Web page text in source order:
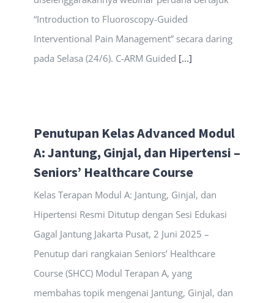
“Introduction to Fluoroscopy-Guided
Interventional Pain Management” secara daring
pada Selasa (24/6). C-ARM Guided [...]
Penutupan Kelas Advanced Modul
A: Jantung, Ginjal, dan Hipertensi –
Seniors’ Healthcare Course
Kelas Terapan Modul A: Jantung, Ginjal, dan
Hipertensi Resmi Ditutup dengan Sesi Edukasi
Gagal Jantung Jakarta Pusat, 2 Juni 2025 –
Penutup dari rangkaian Seniors’ Healthcare
Course (SHCC) Modul Terapan A, yang
membahas topik mengenai Jantung, Ginjal, dan